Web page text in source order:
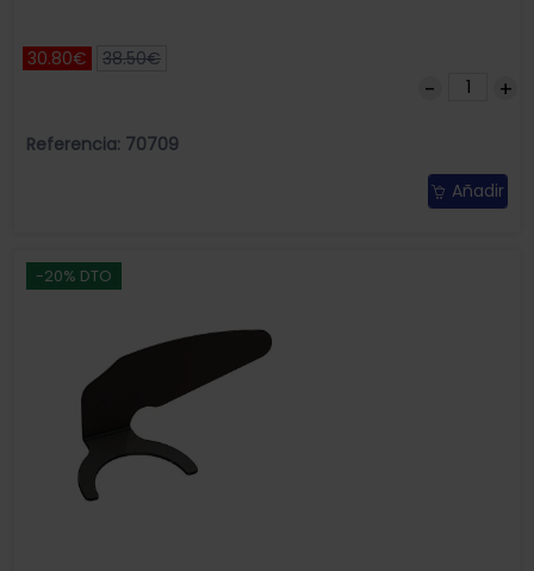
30.80€ 38.50€
Referencia: 70709
Añadir
-20% DTO